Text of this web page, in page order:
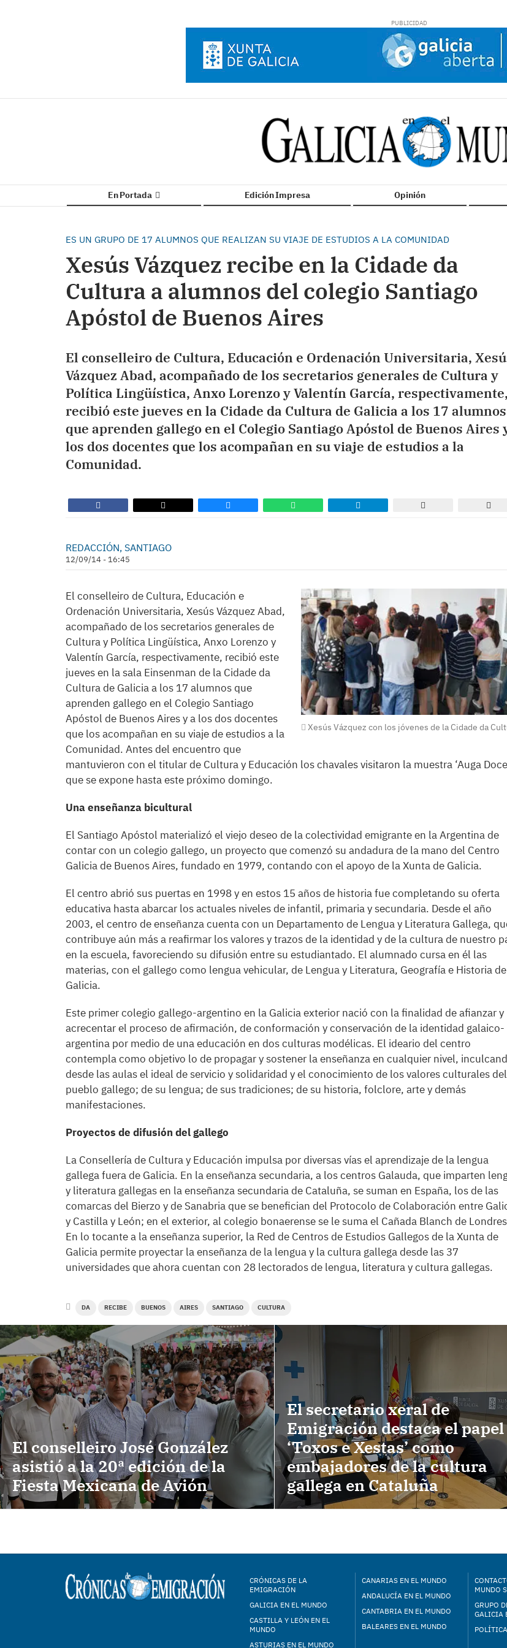
En Portada Edición Impresa Opinión
ES UN GRUPO DE 17 ALUMNOS QUE REALIZAN SU VIAJE DE ESTUDIOS A LA COMUNIDAD
Xesús Vázquez recibe en la Cidade da
Cultura a alumnos del colegio Santiago
Apóstol de Buenos Aires
El conselleiro de Cultura, Educación e Ordenación Universitaria,
Vázquez Abad, acompañado de los secretarios generales de Cultura y
Política Lingüística, Anxo Lorenzo y Valentín García, respectivamente,
recibió este jueves en la Cidade da Cultura de Galicia a los 17 alumnos
que aprenden gallego en el Colegio Santiago Apóstol de Buenos Aires
los dos docentes que los acompañan en su viaje de estudios a la
Comunidad.
REDACCIÓN, SANTIAGO
12/09/14 - 16:45
Xesús Vázquez con los jóvenes de la Cidade da
El conselleiro de Cultura, Educación e
Ordenación Universitaria, Xesús Vázquez Abad,
acompañado de los secretarios generales de
Cultura y Política Lingüística, Anxo Lorenzo y
Valentín García, respectivamente, recibió este
jueves en la sala Einsenman de la Cidade da
Cultura de Galicia a los 17 alumnos que
aprenden gallego en el Colegio Santiago
Apóstol de Buenos Aires y a los dos docentes
que los acompañan en su viaje de estudios a la
Comunidad. Antes del encuentro que
mantuvieron con el titular de Cultura y Educación los chavales visitaron la muestra ‘Auga
que se expone hasta este próximo domingo.
Una enseñanza bicultural
El Santiago Apóstol materializó el viejo deseo de la colectividad emigrante en la Argentina de
contar con un colegio gallego, un proyecto que comenzó su andadura de la mano del Centro
Galicia de Buenos Aires, fundado en 1979, contando con el apoyo de la Xunta de Galicia.
El centro abrió sus puertas en 1998 y en estos 15 años de historia fue completando su oferta
educativa hasta abarcar los actuales niveles de infantil, primaria y secundaria. Desde el año
2003, el centro de enseñanza cuenta con un Departamento de Lengua y Literatura Gallega,
contribuye aún más a reafirmar los valores y trazos de la identidad y de la cultura de nuestro
en la escuela, favoreciendo su difusión entre su estudiantado. El alumnado cursa en él las
materias, con el gallego como lengua vehicular, de Lengua y Literatura, Geografía e Historia de
Galicia.
Este primer colegio gallego-argentino en la Galicia exterior nació con la finalidad de afianzar y
acrecentar el proceso de afirmación, de conformación y conservación de la identidad galaico-
argentina por medio de una educación en dos culturas modélicas. El ideario del centro
contempla como objetivo lo de propagar y sostener la enseñanza en cualquier nivel,
desde las aulas el ideal de servicio y solidaridad y el conocimiento de los valores culturales del
pueblo gallego; de su lengua; de sus tradiciones; de su historia, folclore, arte y demás
manifestaciones.
Proyectos de difusión del gallego
La Consellería de Cultura y Educación impulsa por diversas vías el aprendizaje de la lengua
gallega fuera de Galicia. En la enseñanza secundaria, a los centros Galauda, que imparten
y literatura gallegas en la enseñanza secundaria de Cataluña, se suman en España, los de las
comarcas del Bierzo y de Sanabria que se benefician del Protocolo de Colaboración entre
y Castilla y León; en el exterior, al colegio bonaerense se le suma el Cañada Blanch de
En lo tocante a la enseñanza superior, la Red de Centros de Estudios Gallegos de la Xunta de
Galicia permite proyectar la enseñanza de la lengua y la cultura gallega desde las 37
universidades que ahora cuentan con 28 lectorados de lengua, literatura y cultura gallegas.
DA RECIBE BUENOS AIRES SANTIAGO CULTURA
El conselleiro José González
asistió a la 20ª edición de la
Fiesta Mexicana de Avión
El secretario xeral de
Emigración destaca el papel
‘Toxos e Xestas’ como
embajadores de la cultura
gallega en Cataluña
CRÓNICAS DE LA
EMIGRACIÓN
GALICIA EN EL MUNDO
CASTILLA Y LEÓN EN EL
MUNDO
ASTURIAS EN EL MUNDO
CANARIAS EN EL MUNDO
ANDALUCÍA EN EL MUNDO
CANTABRIA EN EL MUNDO
BALEARES EN EL MUNDO
MUNDO
GRUPO
GALICIA